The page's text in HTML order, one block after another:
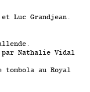
Luc Grandjean.
par Nathalie Vidal
au Royal